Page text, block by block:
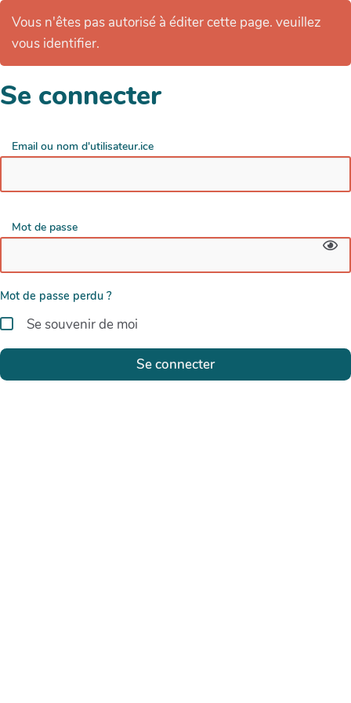
Vous n'êtes pas autorisé à éditer cette page. veuillez
vous identifier.
Se connecter
Email ou nom d'utilisateur.ice
Mot de passe
Mot de passe perdu ?
Se souvenir de moi
Se connecter